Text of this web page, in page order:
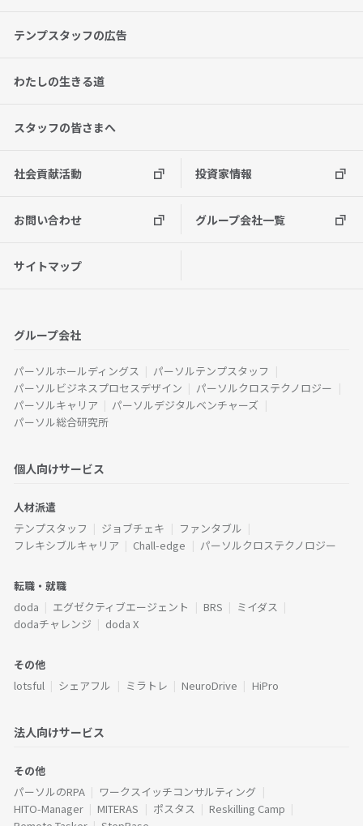
テンプスタッフの広告
わたしの生きる道
スタッフの皆さまへ
社会貢献活動 投資家情報
お問い合わせ グループ会社一覧
サイトマップ
グループ会社
パーソルホールディングス
パーソルテンプスタッフ
パーソルビジネスプロセスデザイン
パーソルクロステクノロジー
パーソルキャリア
パーソルデジタルベンチャーズ
パーソル総合研究所
個人向けサービス
人材派遣
テンプスタッフ
ジョブチェキ
ファンタブル
フレキシブルキャリア
Chall-edge パーソルクロステクノロジー
転職・就職
doda
エグゼクティブエージェント BRS
ミイダス
dodaチャレンジ
doda X
その他
lotsful
シェアフル ミラトレ NeuroDrive HiPro
法人向けサービス
その他
パーソルのRPA
ワークスイッチコンサルティング
HITO-Manager
MITERAS ポスタス
Reskilling Camp